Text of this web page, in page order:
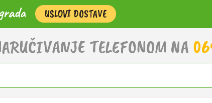
USLOVI DOSTAVE
TELEFONOM NA